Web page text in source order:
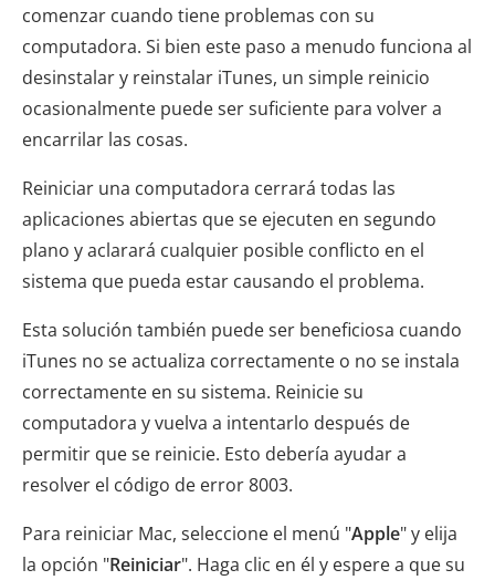
comenzar cuando tiene problemas con su
computadora. Si bien este paso a menudo funciona al
desinstalar y reinstalar iTunes, un simple reinicio
ocasionalmente puede ser suficiente para volver a
encarrilar las cosas.
Reiniciar una computadora cerrará todas las
aplicaciones abiertas que se ejecuten en segundo
plano y aclarará cualquier posible conflicto en el
sistema que pueda estar causando el problema.
Esta solución también puede ser beneficiosa cuando
iTunes no se actualiza correctamente o no se instala
correctamente en su sistema. Reinicie su
computadora y vuelva a intentarlo después de
permitir que se reinicie. Esto debería ayudar a
resolver el código de error 8003.
Para reiniciar Mac, seleccione el menú "Apple" y elija
la opción "Reiniciar". Haga clic en él y espere a que su